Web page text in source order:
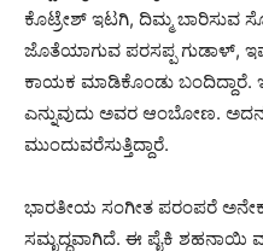
ಕೊಟ್ರೇಶ್ ಇಟಗಿ, ದಿಮ್ಮ ಬಾರಿಸುವ
ಜೊತೆಯಾಗುವ ಪರಸಪ್ಪ ಗುಡಾಳ್,
ಕಾಯಕ ಮಾಡಿಕೊಂಡು ಬಂದಿದ್ದಾರೆ.
ಎನ್ನುವುದು ಅವರ ಆಂಬೋಣ.
ಮುಂದುವರೆಸುತ್ತಿದ್ದಾರೆ.
ಭಾರತೀಯ ಸಂಗೀತ ಪರಂಪರೆ
ಸಮೃದ್ಧವಾಗಿದೆ. ಈ ಪೈಕಿ ಶಹನಾಯಿ